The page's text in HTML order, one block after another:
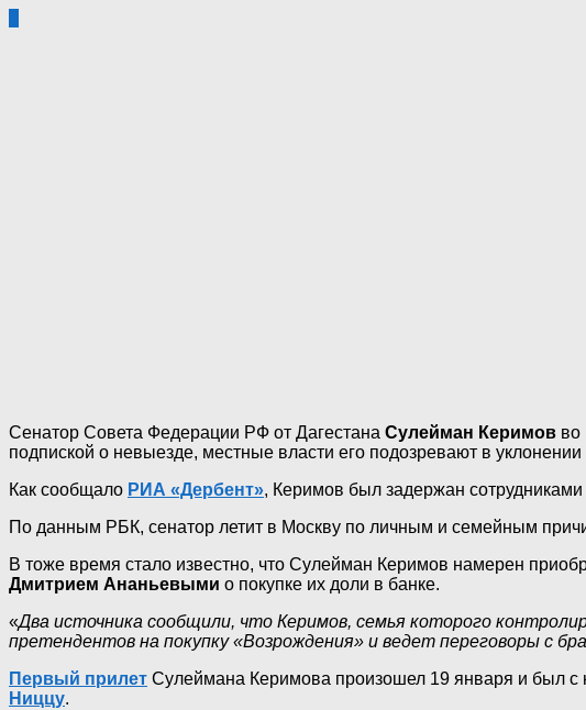
Сенатор Совета Федерации РФ от Дагестана Сулейман Керимов во
подпиской о невыезде, местные власти его подозревают в уклонении
Как сообщало РИА «Дербент», Керимов был задержан
По данным РБК, сенатор летит в Москву по личным и семейным
В тоже время стало известно, что Сулейман Керимов намерен
Дмитрием Ананьевыми о покупке их доли в банке.
«Два источника сообщили, что Керимов, семья которого
претендентов на покупку «Возрождения» и ведет переговоры с
Первый прилет Сулеймана Керимова произошел 19 января и был с
Ниццу.